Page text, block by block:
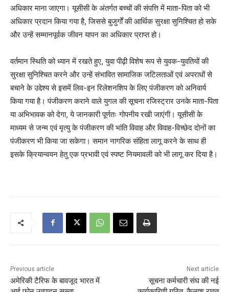
अधिकार माना जाएगा। यूसीसी के अंतर्गत बच्चों की संपत्ति में माता-पिता को भी
अधिकार प्रदान किया गया है, जिससे बुजुर्गों की आर्थिक सुरक्षा सुनिश्चित हो सके
और उन्हें सम्मानपूर्वक जीवन यापन का अधिकार प्राप्त हो।
वर्तमान स्थिति को ध्यान में रखते हुए, युवा पीढ़ी विशेष रूप से युवक-युवतियों की
सुरक्षा सुनिश्चित करने और उन्हें संभावित सामाजिक जटिलताओं एवं अपराधों से
बचाने के उद्देश्य से इसमें लिव-इन रिलेशनशिप के लिए पंजीकरण को अनिवार्य
किया गया है। पंजीकरण कराने वाले युगल की सूचना रजिस्ट्रार उनके माता-पिता
या अभिभावक को देगा, ये जानकारी पूर्णतः गोपनीय रखी जाएंगी। यूसीसी के
माध्यम से जन्म एवं मृत्यु के पंजीकरण की भांति विवाह और विवाह-विच्छेद दोनों का
पंजीकरण भी किया जा सकेगा। समान नागरिक संहिता लागू करने के साथ ही
इसके क्रियान्वयन हेतु एक प्रभावी एवं स्पष्ट नियमावली को भी लागू कर दिया है।
Previous article
अमेरिकी टैरिफ के बावजूद भारत में
Next article
सूचना कर्मचारी संघ की नई